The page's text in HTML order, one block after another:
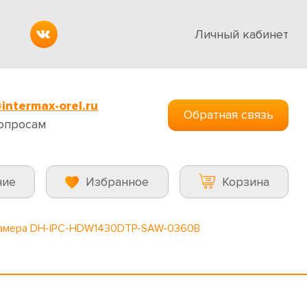
Личный кабинет
orel.ru
Обратная связь
Избранное Корзина
DH-IPC-HDW1430DTP-SAW-0360B